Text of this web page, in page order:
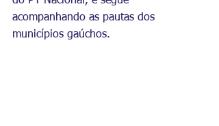
acompanhando as pautas dos
municípios gaúchos.